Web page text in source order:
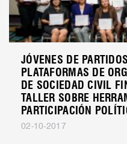
JÓVENES DE
PLATAFORMAS DE
DE SOCIEDAD CIVIL
TALLER SOBRE
PARTICIPACIÓN
02-10-2017